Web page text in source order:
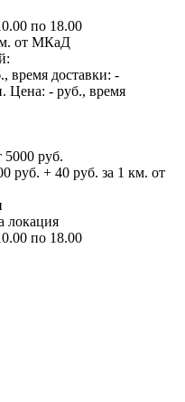
по 18.00
от МКаД
время доставки: -
Цена: - руб., время
5000 руб.
руб. + 40 руб. за 1 км. от
локация
по 18.00